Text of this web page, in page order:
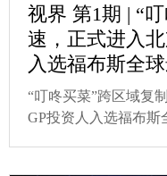
视界 第1期 | “
速，正式进入
入选福布斯全
“叮咚买菜”跨区域复
GP投资人入选福布